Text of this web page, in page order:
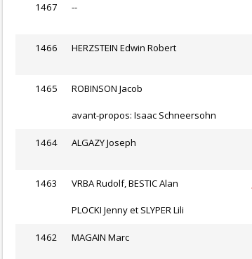
1467 --
1466 HERZSTEIN Edwin Robert
1465 ROBINSON Jacob
avant-propos: Isaac Schneersohn
1464 ALGAZY Joseph
1463 VRBA Rudolf, BESTIC Alan
PLOCKI Jenny et SLYPER Lili
1462 MAGAIN Marc